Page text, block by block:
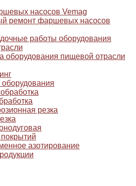
насосов Vemag
ремонт фаршевых насосов
работы оборудования
оборудования пищевой отрасли
оборудования
резка
азотирование